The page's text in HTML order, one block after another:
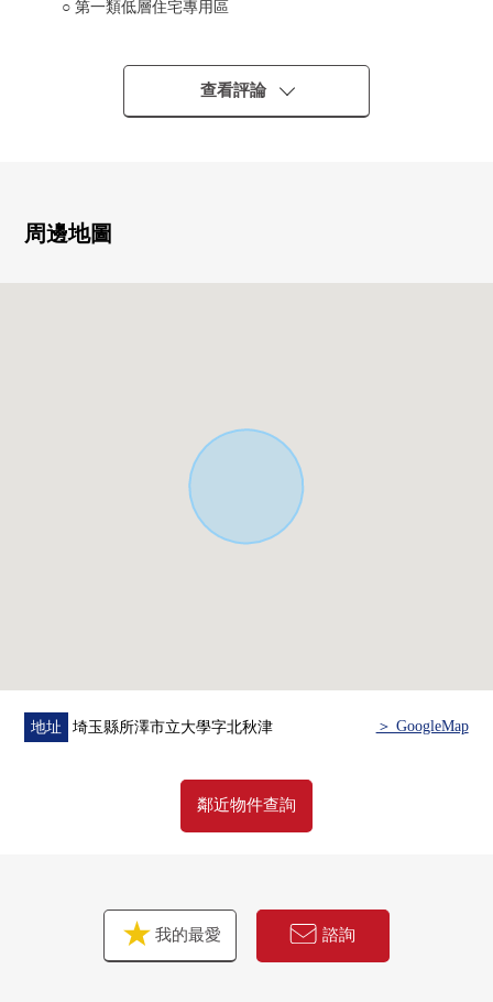
○ 第一類低層住宅專用區
■ 推薦重點━━━━━━━━━━・・・・・
○ 約33.57坪的整形地
○ 到小學步行10分鐘的範圍以內
○ 也一共接受移動(重新購買)需討論。
○ 想要參觀的顧客敬請垂詢到負責早熟。
查看評論
周邊地圖
地址 埼玉縣所澤市立大學字北秋津 ＞ GoogleMap
鄰近物件查詢
我的最愛 諮詢